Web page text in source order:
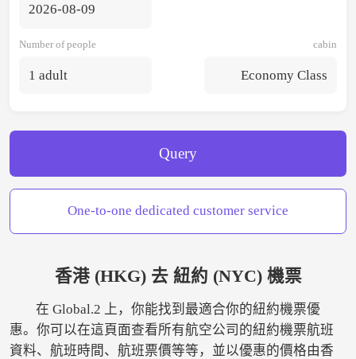
2026-08-09
Number of people
1 adult
cabin
Economy Class
Query
One-to-one dedicated customer service
香港 (HKG) 去 紐約 (NYC) 機票
在 Global.2 上，你能找到最適合你的紐約機票優
惠。你可以在這頁面查看所有航空公司的紐約機票航班
資料、航班時間、航班票價等等，並以優惠的價格由香